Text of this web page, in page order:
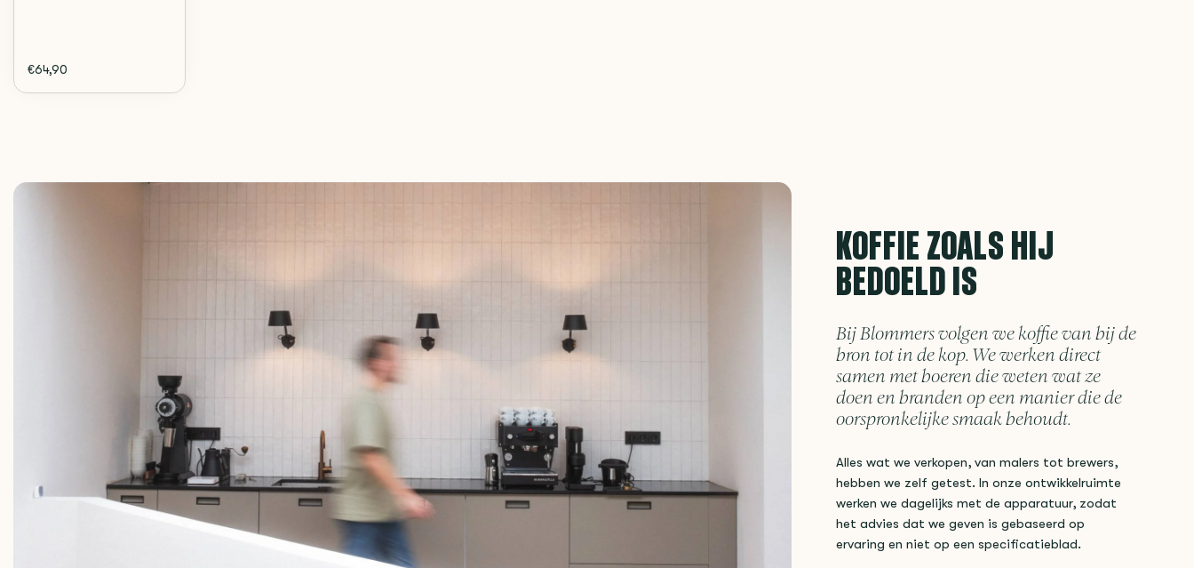
€64,90
KOFFIE ZOALS HIJ
BEDOELD IS
Bij Blommers volgen we koffie van bij de
bron tot in de kop. We werken direct
samen met boeren die weten wat ze
doen en branden op een manier die de
oorspronkelijke smaak behoudt.
Alles wat we verkopen, van malers tot brewers,
hebben we zelf getest. In onze ontwikkelruimte
werken we dagelijks met de apparatuur, zodat
het advies dat we geven is gebaseerd op
ervaring en niet op een specificatieblad.